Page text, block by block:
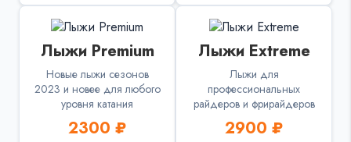
Лыжи Premium
Новые лыжи сезонов
2023 и новее для любого
уровня катания
2300 ₽
Лыжи Extreme
Лыжи для
профессиональных
райдеров и фрирайдеров
2900 ₽